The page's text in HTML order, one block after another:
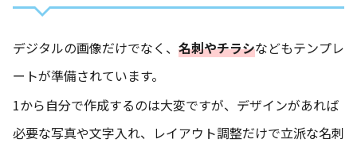
デジタルの画像だけでなく、 名刺やチラシなどもテンプレ
ートが準備されています。
1から自分で作成するのは大変ですが、デザインがあれば
必要な写真や文字入れ、レイアウト調整だけで立派な名刺